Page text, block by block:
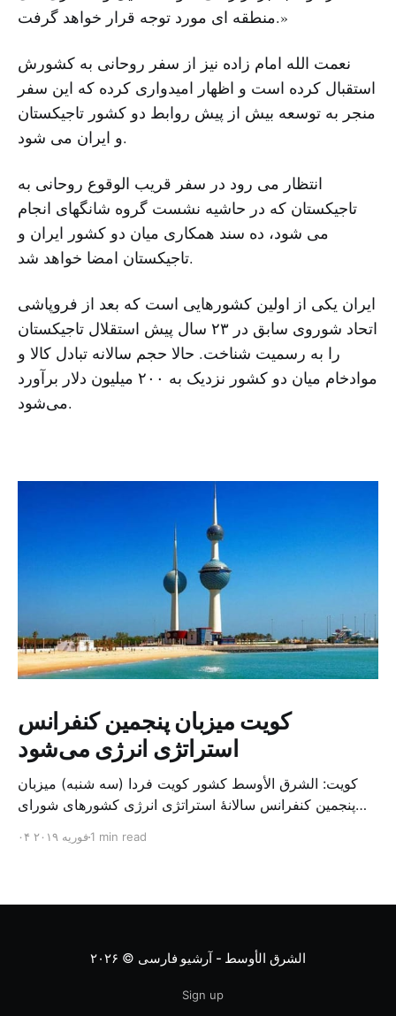
منطقه ای مورد توجه قرار خواهد گرفت.»
نعمت الله امام زاده نیز از سفر روحانی به کشورش
استقبال کرده است و اظهار امیدواری کرده که این سفر
منجر به توسعه بیش از پیش روابط دو کشور تاجیکستان
و ایران می شود.
انتظار می رود در سفر قریب الوقوع روحانی به
تاجیکستان که در حاشیه نشست گروه شانگهای انجام
می شود، ده سند همکاری میان دو کشور ایران و
تاجیکستان امضا خواهد شد.
ایران یکی از اولین کشورهایی است که بعد از فروپاشی
اتحاد شوروی سابق در ۲۳ سال پیش استقلال تاجیکستان
را به رسمیت شناخت. حالا حجم سالانه تبادل کالا و
موادخام میان دو کشور نزدیک به ۲۰۰ میلیون دلار برآورد
می‌شود.
کویت میزبان پنجمین کنفرانس
استراتژی انرژی می‌شود
کویت: الشرق الأوسط کشور کویت فردا (سه شنبه) میزبان
پنجمین کنفرانس سالانهٔ استراتژی انرژی کشورهای شورای
متخصص از شرکت‌های جهانی نفت و گاز در این کنفرانس
۰۴ فوریه ۲۰۱۹1 min read
الشرق الأوسط - آرشیو فارسی © ۲۰۲۶
Sign up